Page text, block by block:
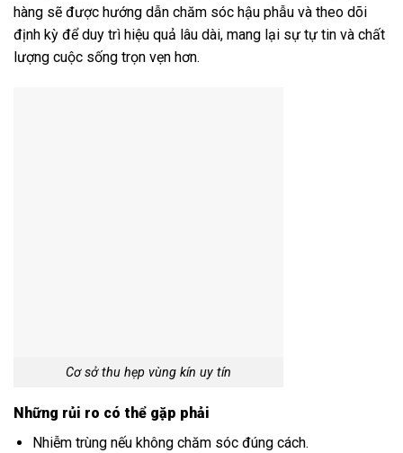
hàng sẽ được hướng dẫn chăm sóc hậu phẫu và theo dõi
định kỳ để duy trì hiệu quả lâu dài, mang lại sự tự tin và chất
lượng cuộc sống trọn vẹn hơn.
Cơ sở thu hẹp vùng kín uy tín
Những rủi ro có thể gặp phải
Nhiễm trùng nếu không chăm sóc đúng cách.